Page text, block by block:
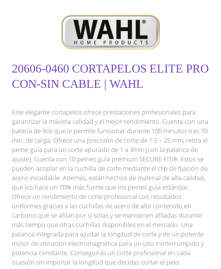
20606-0460 CORTAPELOS ELITE PRO
CON-SIN CABLE | WAHL
Este elegante cortapelos ofrece prestaciones profesionales para
garantizar la máxima calidad y el mejor rendimiento. Cuenta con una
batería de litio que le permite funcionar durante 100 minutos tras 70
min. de carga. Ofrece una precisión de corte de 1.5 – 25 mm, retira el
peine-guía para un corte apurado de 1 a 3mm (con la palanca de
ajuste). Cuenta con 10 peines guía premium SECURE-FIT®. Estos se
pueden acoplar en la cuchilla de corte mediante el clip de fijación de
acero inoxidable. Además, están hechos de material de alta calidad,
que los hace un 70% más fuerte que los peines guía estándar.
Ofrece un rendimiento de corte profesional con resultados
uniformes gracias a las cuchillas de acero de alto contenido en
carbono que se afilan por sí solas y se mantienen afiladas durante
más tiempo que otras cuchillas disponibles en el mercado. Una
palanca integrada para ajustar la longitud de corte y de un potente
motor de vibración electromagnética para un uso ininterrumpido y
potencia constante. Conseguirás un corte profesional en cada
ocasión sin importar la longitud que decidas cortar el pelo.